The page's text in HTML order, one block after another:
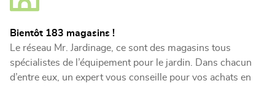
Bientôt 183 magasins !
Le réseau Mr. Jardinage, ce sont des magasins tous
spécialistes de l’équipement pour le jardin. Dans chacun
d’entre eux, un expert vous conseille pour vos achats en